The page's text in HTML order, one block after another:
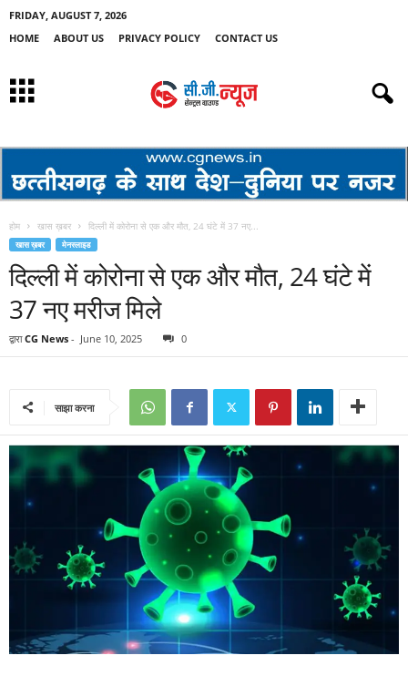
FRIDAY, AUGUST 7, 2026
HOME
ABOUT US PRIVACY POLICY CONTACT US
होम खास ख़बर दिल्ली में कोरोना से एक और मौत, 24 घंटे में 37 नए...
खास ख़बर मेनस्लाइड
दिल्ली में कोरोना से एक और मौत, 24 घंटे में
37 नए मरीज मिले
द्वारा CG News - June 10, 2025 0
साझा करना